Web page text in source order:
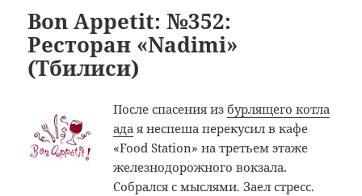
Bon Appetit: №352:
Ресторан «Nadimi»
(Тбилиси)
После спасения избурлящего котла
ада я неспеша перекусил в кафе
«Food Station» на третьем этаже
железнодорожного вокзала.
Собрался с мыслями. Заел стресс.